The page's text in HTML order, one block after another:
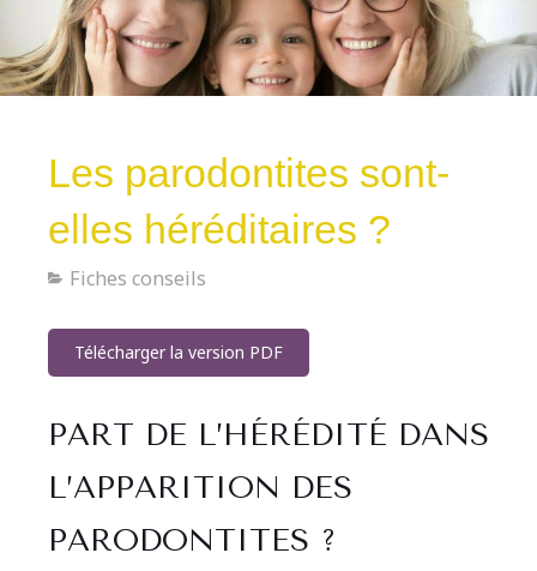
Les parodontites sont-
elles héréditaires ?
Fiches conseils
Télécharger la version PDF
PART DE L’HÉRÉDITÉ DANS
L’APPARITION DES
PARODONTITES ?